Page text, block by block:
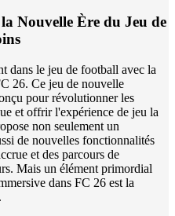
Nouvelle Ère du Jeu de
dans le jeu de football avec la
26. Ce jeu de nouvelle
pour révolutionner les
et offrir l'expérience de jeu la
non seulement un
de nouvelles fonctionnalités
et des parcours de
Mais un élément primordial
dans FC 26 est la